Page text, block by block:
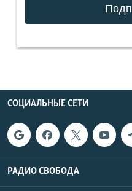
СОЦИАЛЬНЫЕ СЕТИ
РАДИО СВОБОДА